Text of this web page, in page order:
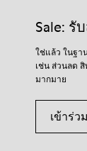
Sale: รั
ใช่แล้ว ในฐา
เช่น ส่วนลด
มากมาย
เข้าร่ว